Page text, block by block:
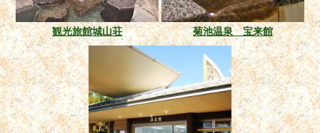
観光旅館城山荘 菊池温泉 宝来館